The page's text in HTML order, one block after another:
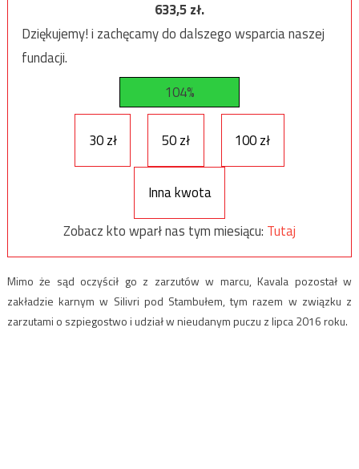
633,5zł.
Dziękujemy! i zachęcamy do dalszego wsparcia naszej
fundacji.
104%
30 zł 50 zł 100 zł
Inna kwota
Zobacz kto wparł nas tym miesiącu: Tutaj
Mimo że sąd oczyścił go z zarzutów w marcu, Kavala pozostał w
zakładzie karnym w Silivri pod Stambułem, tym razem w związku z
zarzutami o szpiegostwo i udział w nieudanym puczu z lipca 2016 roku.